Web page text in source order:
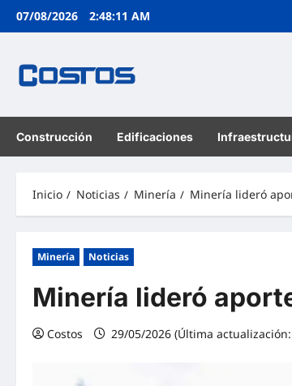
07/08/2026 2:48:12 AM
Construcción Edificaciones
Inicio Noticias Minería Minería lideró
Minería Noticias
Minería lideró
Costos 29/05/2026 (Última